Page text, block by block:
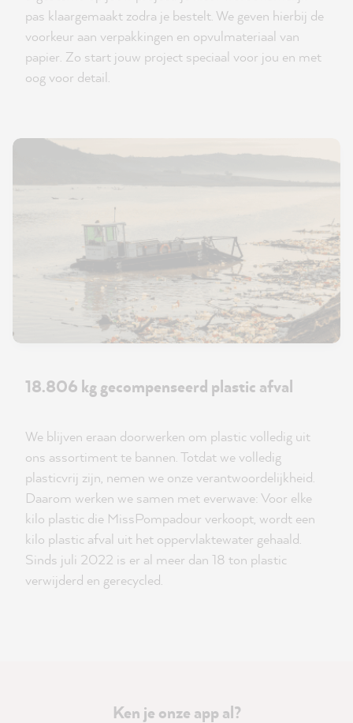
pas klaargemaakt zodra je bestelt. We geven hierbij de
voorkeur aan verpakkingen en opvulmateriaal van
papier. Zo start jouw project speciaal voor jou en met
oog voor detail.
18.806 kg gecompenseerd plastic afval
We blijven eraan doorwerken om plastic volledig uit
ons assortiment te bannen. Totdat we volledig
plasticvrij zijn, nemen we onze verantwoordelijkheid.
Daarom werken we samen met everwave: Voor elke
kilo plastic die MissPompadour verkoopt, wordt een
kilo plastic afval uit het oppervlaktewater gehaald.
Sinds juli 2022 is er al meer dan 18 ton plastic
verwijderd en gerecycled.
Ken je onze app al?